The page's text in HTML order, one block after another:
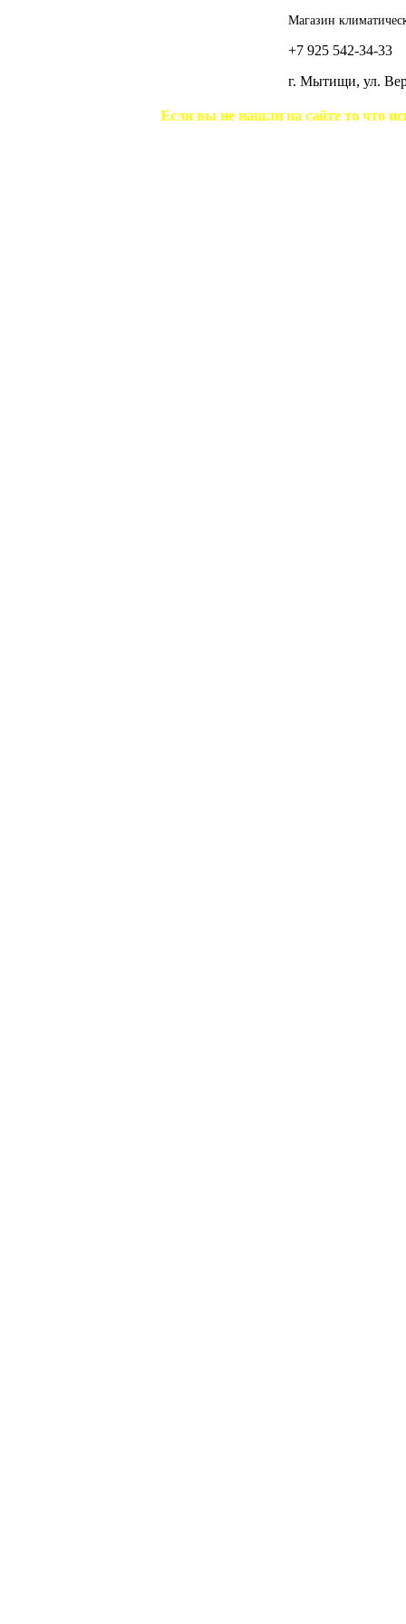
Магазин
+7 925 542-34-33
г. Мытищи, ул.
Если вы не нашли на сайте то что